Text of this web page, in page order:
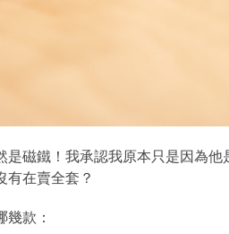
是磁鐵！我承認我原本只是因為
有在賣全套？
幾款：